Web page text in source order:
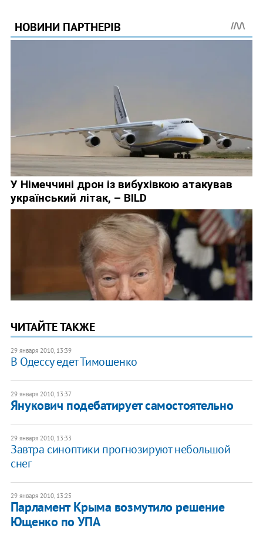
ЧИТАЙТЕ ТАКЖЕ
29 января 2010, 13:39
В Одессу едет Тимошенко
29 января 2010, 13:37
Янукович подебатирует самостоятельно
29 января 2010, 13:33
Завтра синоптики прогнозируют небольшой
снег
29 января 2010, 13:25
Парламент Крыма возмутило решение
Ющенко по УПА